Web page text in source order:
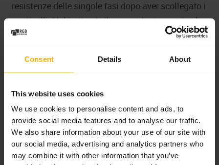
Consent Details About
This website uses cookies
We use cookies to personalise content and ads, to
provide social media features and to analyse our traffic.
We also share information about your use of our site with
our social media, advertising and analytics partners who
may combine it with other information that you’ve
resistenze delle singole fasi dopo aver scollegato i
ponticelli. L’obiettivo è rilevare un’asimmetria che
può indicare surriscaldamento locale,
un cortocircuito tra spire in fase di sviluppo.
Lo scostamento della resistenza può essere
calcolato con la formula:
ΔR[%] = |Rfase– Rmedia| / Rmedia× 100%
dove Rmediaindica la resistenza media delle fasi.